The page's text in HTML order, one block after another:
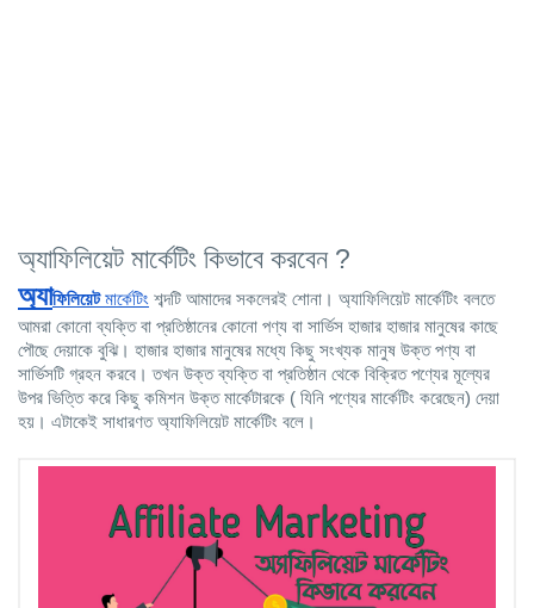
অ্যাফিলিয়েট মার্কেটিং কিভাবে করবেন ?
অ্যাফিলিয়েট মার্কেটিং শব্দটি আমাদের সকলেরই শোনা। অ্যাফিলিয়েট মার্কেটিং বলতে
আমরা কোনো ব্যক্তি বা প্রতিষ্ঠানের কোনো পণ্য বা সার্ভিস হাজার হাজার মানুষের কাছে
পৌছে দেয়াকে বুঝি। হাজার হাজার মানুষের মধ্যে কিছু সংখ্যক মানুষ উক্ত পণ্য বা
সার্ভিসটি গ্রহন করবে। তখন উক্ত ব্যক্তি বা প্রতিষ্ঠান থেকে বিক্রিত পণ্যের মূল্যের
উপর ভিত্তি করে কিছু কমিশন উক্ত মার্কেটারকে ( যিনি পণ্যের মার্কেটিং করেছেন) দেয়া
হয়। এটাকেই সাধারণত অ্যাফিলিয়েট মার্কেটিং বলে।